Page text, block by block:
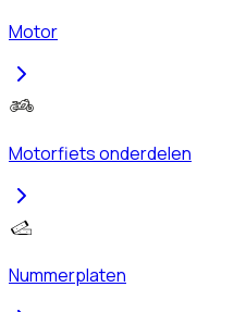
Motor
Motorfiets onderdelen
Nummerplaten